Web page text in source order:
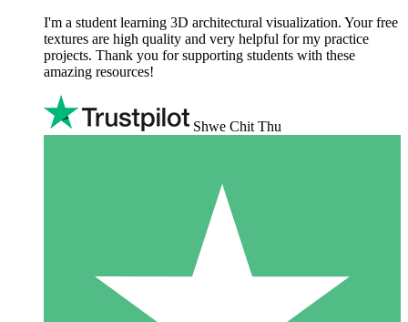
I'm a student learning 3D architectural visualization. Your free
textures are high quality and very helpful for my practice
projects. Thank you for supporting students with these
amazing resources!
Shwe Chit Thu